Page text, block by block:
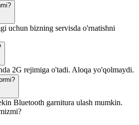
uchun bizning servisda o'rnatishni
2G rejimiga o'tadi. Aloqa yo'qolmaydi.
Bluetooth garnitura ulash mumkin.